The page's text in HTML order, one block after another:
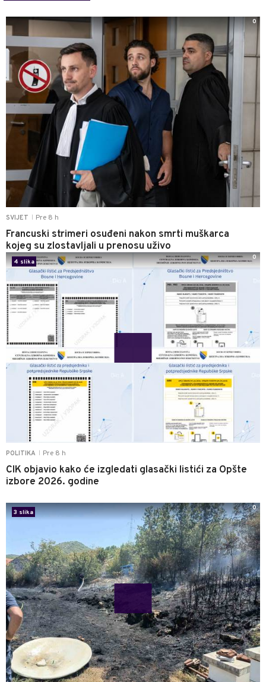
SVIJET Pre 8 h
Francuski strimeri osuđeni nakon smrti muškarca
kojeg su zlostavljali u prenosu uživo
0
POLITIKA Pre 8 h
CIK objavio kako će izgledati glasački listići za Opšte
izbore 2026. godine
4 slika
0
3 slika
0